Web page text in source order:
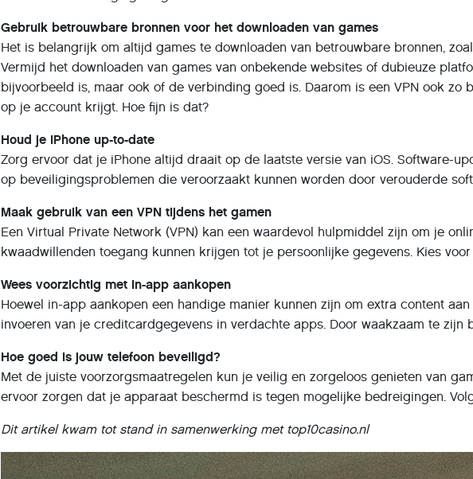
Gebruik betrouwbare bronnen voor het downloaden van games
Het is belangrijk om altijd games te downloaden van betrouwbare bronnen,
Vermijd het downloaden van games van onbekende websites of dubieuze
bijvoorbeeld is, maar ook of de verbinding goed is. Daarom is een VPN ook
op je account krijgt. Hoe fijn is dat?
Houd je iPhone up-to-date
Zorg ervoor dat je iPhone altijd draait op de laatste versie van iOS. Software-
op beveiligingsproblemen die veroorzaakt kunnen worden door verouderde
Maak gebruik van een VPN tijdens het gamen
Een Virtual Private Network (VPN) kan een waardevol hulpmiddel zijn om je
kwaadwillenden toegang kunnen krijgen tot je persoonlijke gegevens. Kies
Wees voorzichtig met in-app aankopen
Hoewel in-app aankopen een handige manier kunnen zijn om extra content
invoeren van je creditcardgegevens in verdachte apps. Door waakzaam te
Hoe goed is jouw telefoon beveiligd?
Met de juiste voorzorgsmaatregelen kun je veilig en zorgeloos genieten van
ervoor zorgen dat je apparaat beschermd is tegen mogelijke bedreigingen.
Dit artikel kwam tot stand in samenwerking met top10casino.nl